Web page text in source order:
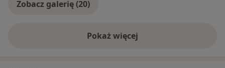
Zobacz galerię (20)
Pokaż więcejo doświadczeniu